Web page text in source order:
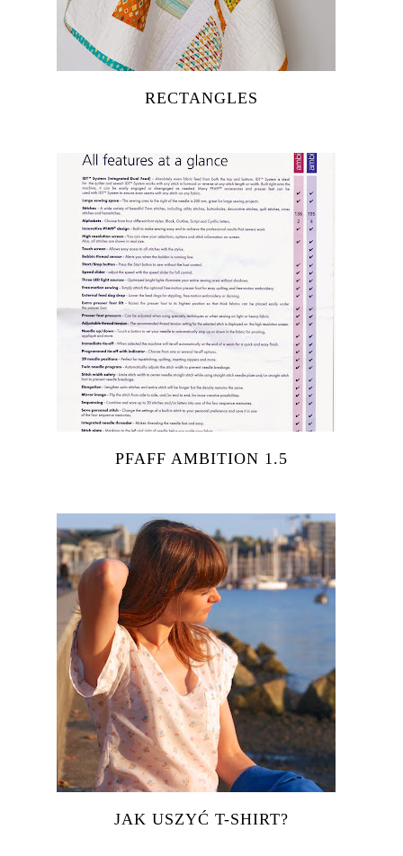
RECTANGLES
PFAFF AMBITION 1.5
JAK USZYĆ T-SHIRT?